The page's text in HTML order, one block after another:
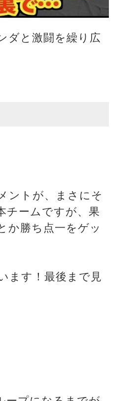
ダと激闘を繰り広
ントが、まさにそ
チームですが、果
か勝ち点一をゲッ
ます！最後まで見